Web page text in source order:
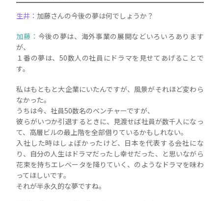
生井： 加藤さんの今後の夢は何でしょうか？
加藤： 今後の夢は、海外事業の展開などいろいろあります
が、
１番の夢は、50数人の社員にドラマを見せてあげることで
す。
私はもともと大企業にいたんですが、風景がそれほど変わら
なかった。
うちは今、社員50数名のベンチャーですが、
彼らがいつか引退するときに、見渡せば社員が数千人になっ
て、高層ビルの最上階を全部借りているかもしれない。
入社した時はしょぼかったけど、日本を代表する会社にな
り、自分の人生はドラマだったし幸せだった、と思いながら
花束を持ちエレベータを降りていく、のようなドラマを味わ
ってほしいです。
それが半永久的な夢ですね。